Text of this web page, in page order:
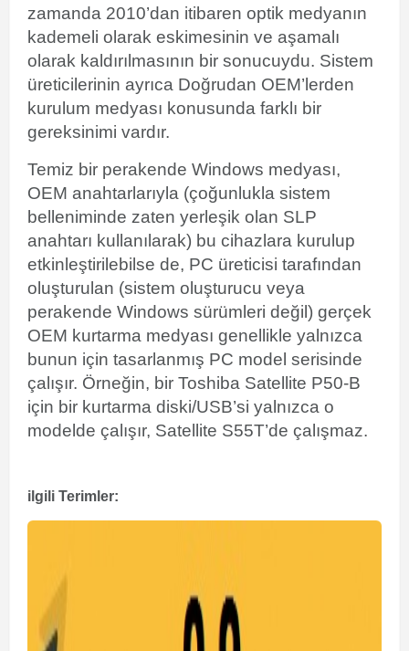
zamanda 2010’dan itibaren optik medyanın
kademeli olarak eskimesinin ve aşamalı
olarak kaldırılmasının bir sonucuydu. Sistem
üreticilerinin ayrıca Doğrudan OEM’lerden
kurulum medyası konusunda farklı bir
gereksinimi vardır.
Temiz bir perakende Windows medyası,
OEM anahtarlarıyla (çoğunlukla sistem
belleniminde zaten yerleşik olan SLP
anahtarı kullanılarak) bu cihazlara kurulup
etkinleştirilebilse de, PC üreticisi tarafından
oluşturulan (sistem oluşturucu veya
perakende Windows sürümleri değil) gerçek
OEM kurtarma medyası genellikle yalnızca
bunun için tasarlanmış PC model serisinde
çalışır. Örneğin, bir Toshiba Satellite P50-B
için bir kurtarma diski/USB’si yalnızca o
modelde çalışır, Satellite S55T’de çalışmaz.
ilgili Terimler: